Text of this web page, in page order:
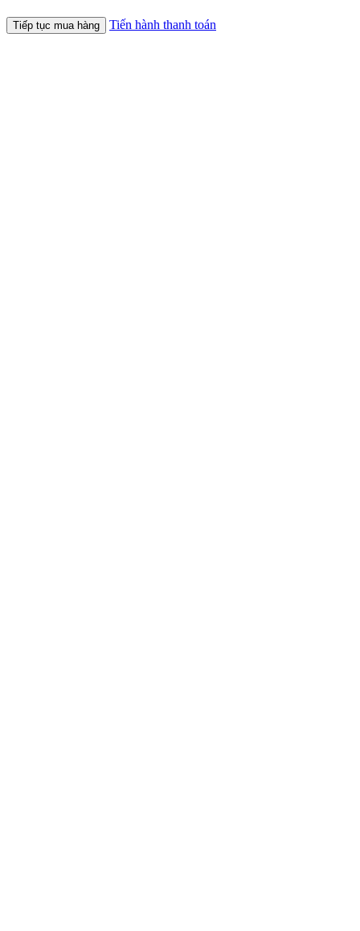
Tiếp tục mua hàng Tiến hành thanh toán